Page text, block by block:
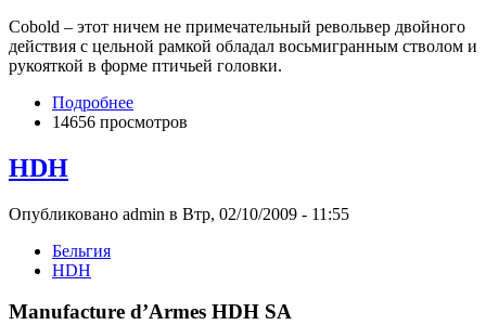
Cobold – этот ничем не примечательный револьвер двойного
действия с цельной рамкой обладал восьмигранным стволом и
рукояткой в форме птичьей головки.
Подробнее
14656 просмотров
HDH
Опубликовано admin в Втр, 02/10/2009 - 11:55
Бельгия
HDH
Manufacture d’Armes HDH SA